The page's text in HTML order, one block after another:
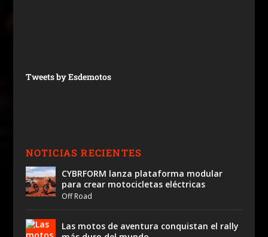
Tweets by Esdemotos
NOTICIAS RECIENTES
CYBRFORM lanza plataforma modular
para crear motocicletas eléctricas
Off Road
Las motos de aventura conquistan el rally